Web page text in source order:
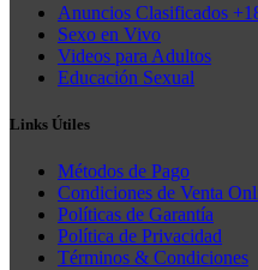
Anuncios Clasificados
Sexo en Vivo
Videos para Adultos
Educación Sexual
Links Útiles
Métodos de Pago
Condiciones de Venta
Políticas de Garantía
Política de Privacidad
Términos & Condiciones